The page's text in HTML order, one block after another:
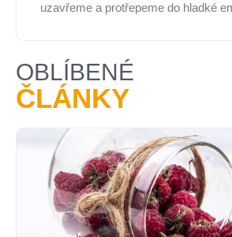
uzavřeme a protřepeme do hladké
OBLÍBENÉ
ČLÁNKY